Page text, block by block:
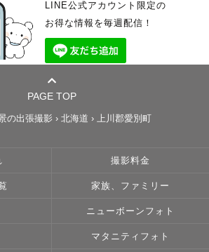
LINE公式アカウント限定の
お得な情報を毎週配信！
PAGE TOP
の出張撮影 › 北海道 › 上川郡愛別町
撮影料金
家族、ファミリー
ニューボーンフォト
マタニティフォト